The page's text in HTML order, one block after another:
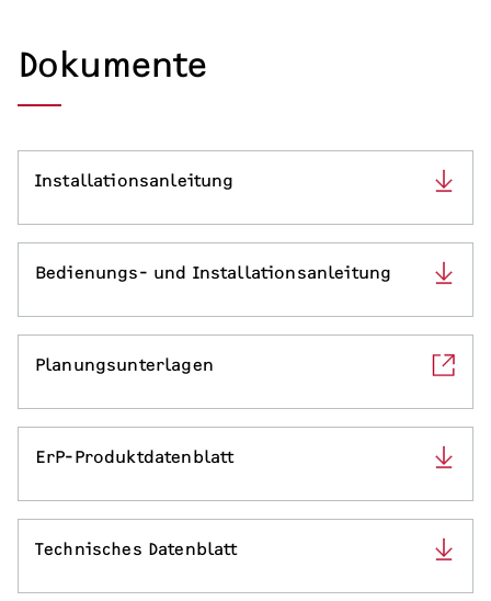
SERVICE
Dokumente
Installationsanleitung
Bedienungs- und Installationsanleitung
Planungsunterlagen
ErP-Produktdatenblatt
Technisches Datenblatt